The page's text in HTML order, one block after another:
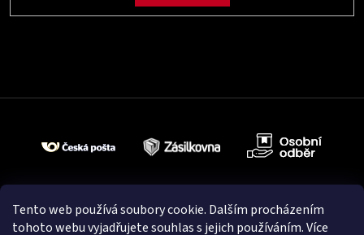
Tento web používá soubory cookie. Dalším procházením
tohoto webu vyjadřujete souhlas s jejich používáním. Více